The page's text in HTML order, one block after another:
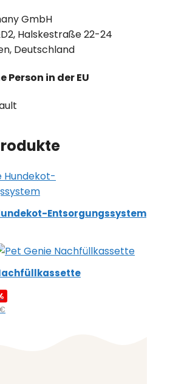
GmbH
Halskestraße 22-24
Deutschland
in der EU
Entsorgungssystem